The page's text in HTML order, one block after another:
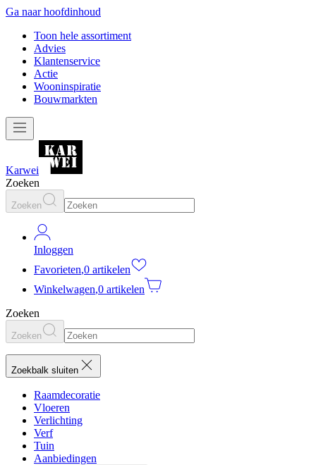
Ga naar hoofdinhoud
Toon hele assortiment
Advies
Klantenservice
Actie
Wooninspiratie
Bouwmarkten
Karwei
Zoeken
Zoeken
Inloggen
Favorieten,0 artikelen
Winkelwagen,0 artikelen
Zoeken
Zoeken
Zoekbalk sluiten
Raamdecoratie
Vloeren
Verlichting
Verf
Tuin
Aanbiedingen